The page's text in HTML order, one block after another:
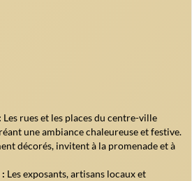
Les rues et les places du centre-ville
une ambiance chaleureuse et festive.
décorés, invitent à la promenade et à
Les exposants, artisans locaux et